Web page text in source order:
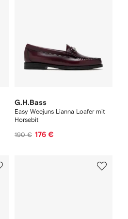
G.H.Bass
Easy Weejuns Lianna Loafer mit
Horsebit
190 € 176 €